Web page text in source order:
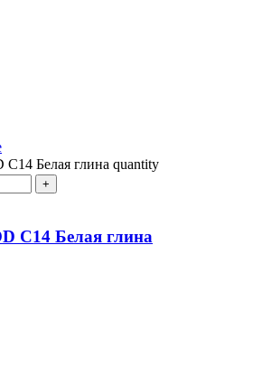
Белая глина quantity
C14 Белая глина